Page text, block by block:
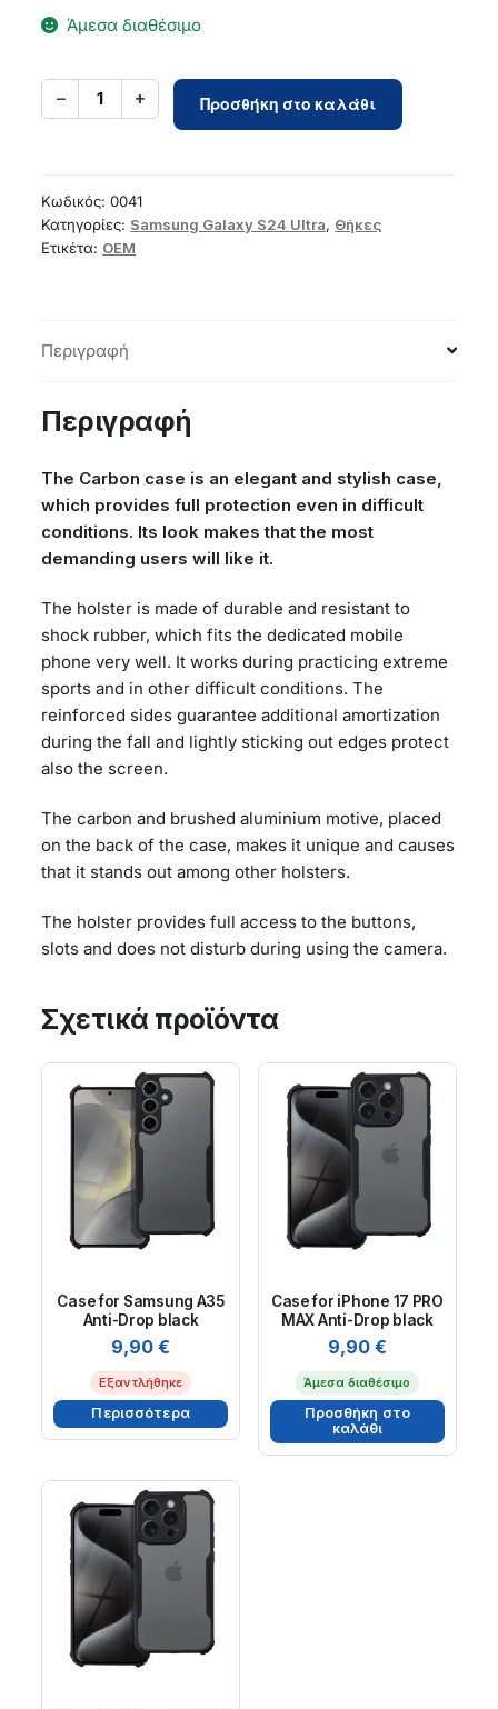
Άμεσα διαθέσιμο
− 1 +
Case
for
Carbon
Προσθήκη στο καλάθι
Κωδικός:0041
Κατηγορίες: Samsung Galaxy S24 Ultra, Θήκες
Ετικέτα: OEM
Περιγραφή
Περιγραφή
The Carbon case is an elegant and stylish case,
which provides full protection even in difficult
conditions. Its look makes that the most
demanding users will like it.
The holster is made of durable and resistant to
shock rubber, which fits the dedicated mobile
phone very well. It works during practicing extreme
sports and in other difficult conditions. The
reinforced sides guarantee additional amortization
during the fall and lightly sticking out edges protect
also the screen.
The carbon and brushed aluminium motive, placed
on the back of the case, makes it unique and causes
that it stands out among other holsters.
The holster provides full access to the buttons,
slots and does not disturb during using the camera.
Σχετικά προϊόντα
Case for Samsung A35
Anti-Drop black
9,90€
Εξαντλήθηκε
Περισσότερα
Case for iPhone 17 PRO
MAX Anti-Drop black
9,90 €
Άμεσα διαθέσιμο
Προσθήκη στο
καλάθι